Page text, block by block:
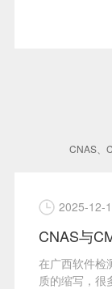
CNAS、
2025-12-
在广西软件检
质的缩写，很